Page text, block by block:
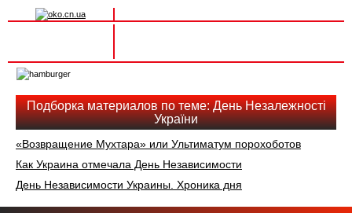
navigation
Подборка материалов по теме: День Незалежності
України
«Возвращение Мухтара» или Ультиматум порохоботов
Как Украина отмечала День Независимости
День Независимости Украины. Хроника дня